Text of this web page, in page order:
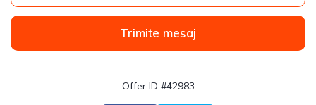
Trimite mesaj
Offer ID #42983